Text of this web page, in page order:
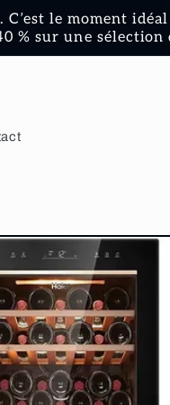
. C’est le moment
% sur une